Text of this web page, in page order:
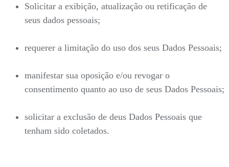
Solicitar a exibição, atualização ou retificação de
seus dados pessoais;
requerer a limitação do uso dos seus Dados Pessoais;
manifestar sua oposição e/ou revogar o
consentimento quanto ao uso de seus Dados Pessoais;
solicitar a exclusão de deus Dados Pessoais que
tenham sido coletados.